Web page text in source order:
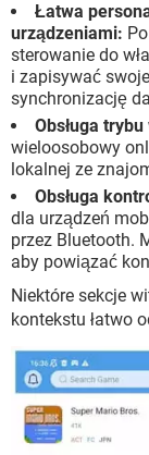
Łatwa
urządzeniami:
sterowanie do
i zapisywać
synchronizację
Obsługa
wieloosobowy
lokalnej ze
Obsługa
dla urządzeń
przez Bluetooth.
aby powiązać
Niektóre sekcje
kontekstu łatwo